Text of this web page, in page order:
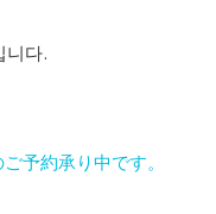
니다.
予約承り中です。